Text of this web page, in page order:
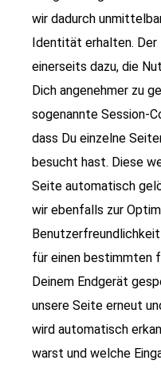
wir dadurch
Identität erhalten. Der
einerseits dazu, die
Dich angenehmer zu
sogenannte Session-
dass Du einzelne
besucht hast. Diese
Seite automatisch
wir ebenfalls zur
für einen bestimmten
Deinem Endgerät
unsere Seite erneut
wird automatisch
warst und welche